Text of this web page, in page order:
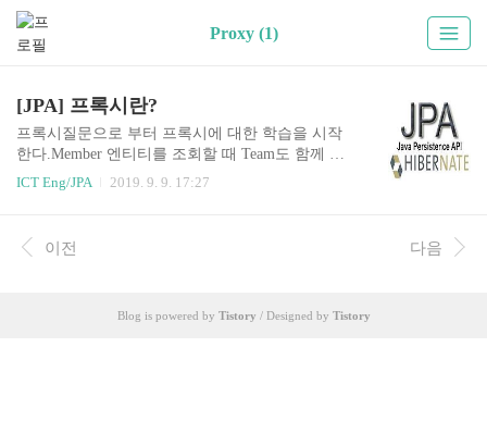
Proxy (1)
[JPA] 프록시란?
프록시질문으로 부터 프록시에 대한 학습을 시작
한다.Member 엔티티를 조회할 때 Team도 함께 조
회해야 할까?실제로 필요한 비즈니스 로직에 따라
다르다.비즈니스 로직에서 필요하지 않을 때가 있
없다.낭비가 발생하게 된다.JPA는 이 낭비를 하지
않기 위해, 지연로딩과 프록시라는 개념으로 해결
em.find() 말고, em.getReference()라는 메서드도 제
ICT Eng/JPA 2019. 9. 9. 17:27
이전 다음
Blog is powered by Tistory / Designed by Tistory